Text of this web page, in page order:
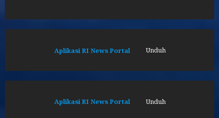
Aplikasi RI News Portal Unduh
Aplikasi RI News Portal Unduh